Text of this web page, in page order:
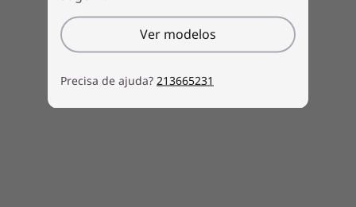
botão Ligar e já está. Além disso, pode contar
com o módulo dTPM (discrete Trusted
Platform Module) 2.0, um microcircuito seguro
dados confidenciais.
Voltar ao início
Ver modelos
Precisa de ajuda? 213665231